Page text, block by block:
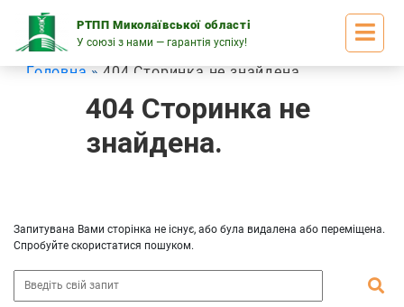
РТПП Миколаївської області
У союзі з нами — гарантія успіху!
content
Головна 404 Сторинка не знайдена
404 Сторинка не
знайдена.
Запитувана Вами сторінка не існує, або була видалена або переміщена.
Спробуйте скористатися пошуком.